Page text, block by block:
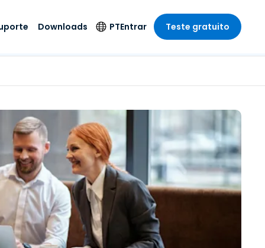
com
de
On-
Antivírus
Detecção e
Resposta de
Endpoint
Foxpass Acesso e
Controle Wi-Fi
Espaço de Trabalho
Seguro Zero Trust
Shield (Anti-fraude)
Sector Público
e Design
e Finanças
os Setores
Sistema
Downloads PT
Deutsch
Español
Français
Italiano
Nederlands
Português
简体中文
Entrar Teste gratuito